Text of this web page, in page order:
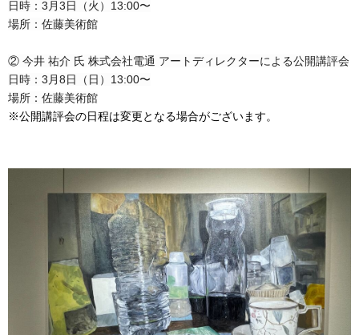
日時：3月3日（火）13:00〜
場所：佐藤美術館
② 今井 祐介 氏 株式会社電通 アートディレクターによる公開講評会
日時：3月8日（日）13:00〜
場所：佐藤美術館
※公開講評会の日程は変更となる場合がございます。